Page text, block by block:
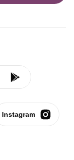
Instagram